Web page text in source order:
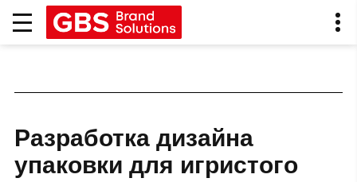
Разработка дизайна
упаковки для игристого